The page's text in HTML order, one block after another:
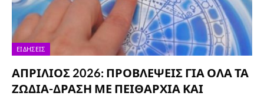
ΕΙΔΉΣΕΙΣ
ΑΠΡΙΛΙΟΣ 2026: ΠΡΟΒΛΕΨΕΙΣ ΓΙΑ ΟΛΑ ΤΑ
ΖΩΔΙΑ-ΔΡΑΣΗ ΜΕ ΠΕΙΘΑΡΧΙΑ ΚΑΙ